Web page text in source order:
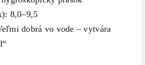
8,0–9,5
dobrá vo vode – vytvára